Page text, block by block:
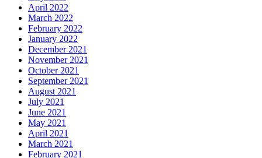
April 2022
March 2022
February 2022
January 2022
December 2021
November 2021
October 2021
September 2021
August 2021
July 2021
June 2021
May 2021
April 2021
March 2021
February 2021